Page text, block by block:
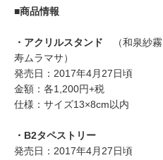
■商品情報
・アクリルスタンド （和泉紗霧
寿ムラマサ）
発売日：2017年4月27日頃
金額：各1,200円+税
仕様：サイズ13×8cm以内
・B2タペストリー
発売日：2017年4月27日頃